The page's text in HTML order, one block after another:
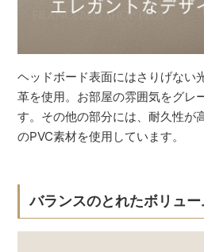
ヘッドボード表面にはさりげない
革を使用。お部屋の雰囲気をグレ
す。その他の部分には、耐久性が
のPVC素材を使用しています。
バランスのとれたボリュー